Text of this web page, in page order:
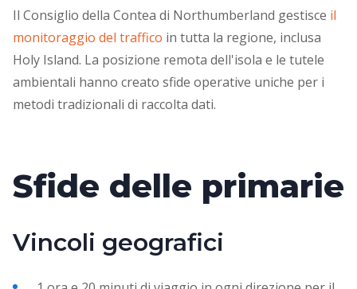
Il Consiglio della Contea di Northumberland gestisce il
monitoraggio del traffico in tutta la regione, inclusa
Holy Island. La posizione remota dell'isola e le tutele
ambientali hanno creato sfide operative uniche per i
metodi tradizionali di raccolta dati.
Sfide delle primarie
Vincoli geografici